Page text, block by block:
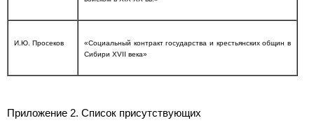
И.Ю. Просеков
«Социальный контракт государства и крестьянских общин в
Сибири XVII века»
Приложение 2. Список присутствующих